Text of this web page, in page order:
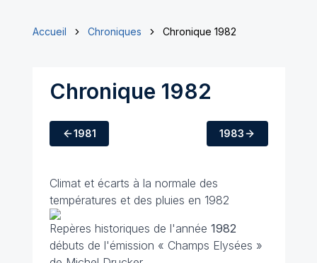
Accueil Chroniques Chronique 1982
Chronique 1982
1981 1983
Climat et écarts à la normale des
températures et des pluies en 1982
Repères historiques de l'année 1982
débuts de l'émission « Champs Elysées »